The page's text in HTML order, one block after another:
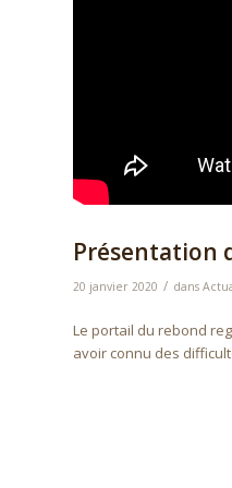
Présentation
20 janvier 2020 / dans
Le portail du rebond
avoir connu des